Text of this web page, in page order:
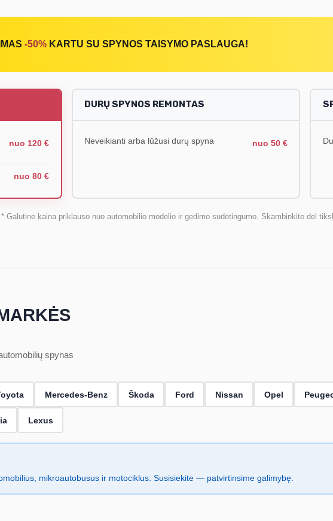
-50% KARTU SU SPYNOS TAISYMO PASLAUGA!
nuo 120 €
nuo 80 €
DURŲ SPYNOS REMONTAS
Neveikianti arba lūžusi durų spyna nuo 50 €
* Galutinė kaina priklauso nuo automobilio modelio ir gedimo sudėtingumo. Skambinkite dėl
spynas
Mercedes-Benz Škoda Ford Nissan Opel
Lexus
mikroautobusus ir motociklus. Susisiekite — patvirtinsime galimybę.